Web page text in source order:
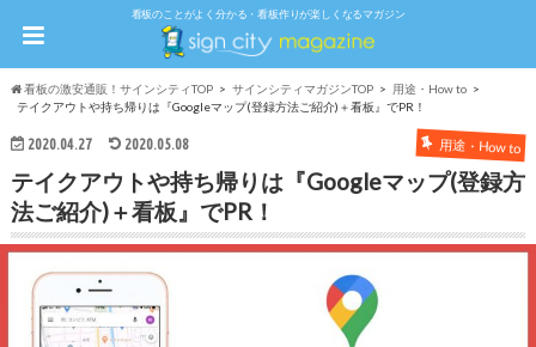
看板のことがよく分かる・看板作りが楽しくなるマガジン
看板の激安通販！サインシティTOP サインシティマガジンTOP
用途・How to
テイクアウトや持ち帰りは『Googleマップ(登録方法ご紹介)＋看板』でPR！
2020.04.27 2020.05.08 用途・How to
テイクアウトや持ち帰りは『Googleマップ(登録方
法ご紹介)＋看板』でPR！